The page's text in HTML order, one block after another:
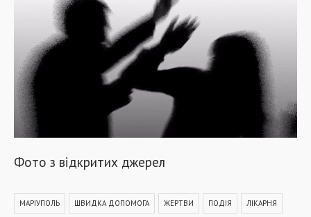
Фото з відкритих джерел
МАРІУПОЛЬ ШВИДКА ДОПОМОГА ЖЕРТВИ ПОДІЯ ЛІКАРНЯ